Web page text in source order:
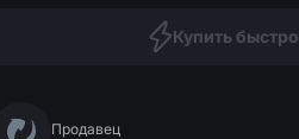
Купить быстро
Продавец